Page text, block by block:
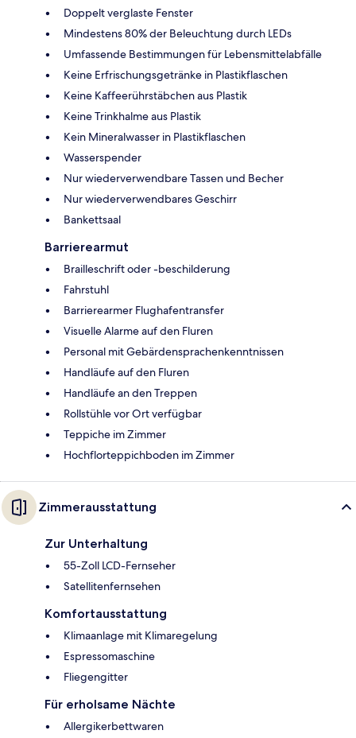
Doppelt verglaste Fenster
Mindestens 80% der Beleuchtung durch LEDs
Umfassende Bestimmungen für Lebensmittelabfälle
Keine Erfrischungsgetränke in Plastikflaschen
Keine Kaffeerührstäbchen aus Plastik
Keine Trinkhalme aus Plastik
Kein Mineralwasser in Plastikflaschen
Wasserspender
Nur wiederverwendbare Tassen und Becher
Nur wiederverwendbares Geschirr
Bankettsaal
Barrierearmut
Brailleschrift oder -beschilderung
Fahrstuhl
Barrierearmer Flughafentransfer
Visuelle Alarme auf den Fluren
Personal mit Gebärdensprachenkenntnissen
Handläufe auf den Fluren
Handläufe an den Treppen
Rollstühle vor Ort verfügbar
Teppiche im Zimmer
Hochflorteppichboden im Zimmer
Zimmerausstattung
Zur Unterhaltung
55-Zoll LCD-Fernseher
Satellitenfernsehen
Komfortausstattung
Klimaanlage mit Klimaregelung
Espressomaschine
Fliegengitter
Für erholsame Nächte
Allergikerbettwaren